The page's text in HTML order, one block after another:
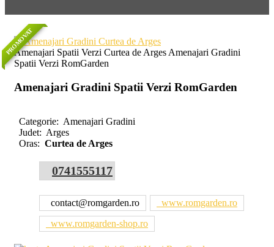
PROMOVAT
Amenajari Spatii Verzi Curtea de Arges Amenajari Gradini
Spatii Verzi RomGarden
Amenajari Gradini Spatii Verzi RomGarden
Categorie: Amenajari Gradini
Judet: Arges
Oras: Curtea de Arges
0741555117
contact@romgarden.ro
www.romgarden.ro
www.romgarden-shop.ro